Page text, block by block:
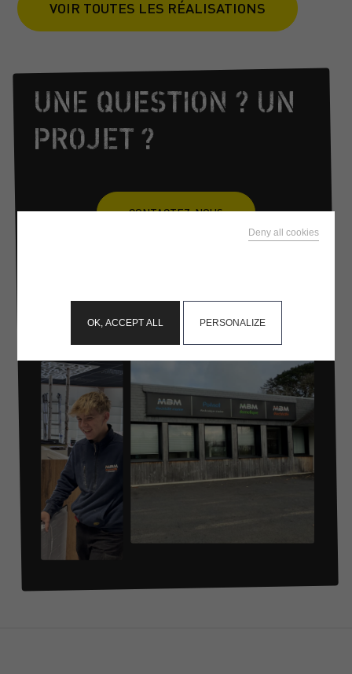
VOIR TOUTES LES RÉALISATIONS
UNE QUESTION ? UN
PROJET ?
CONTACTEZ-NOUS
OK, ACCEPT ALL
Deny all cookies
PERSONALIZE